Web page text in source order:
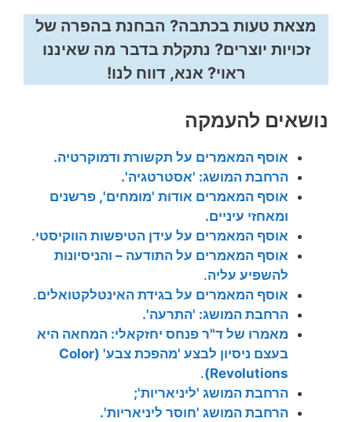
מצאת טעות בכתבה? הבחנת בהפרה של
זכויות יוצרים? נתקלת בדבר מה שאיננו
ראוי? אנא, דווח לנו!
נושאים להעמקה
אוסף המאמרים על תקשורת ודמוקרטיה.
הרחבת המושג: 'אסטרטגיה'.
אוסף המאמרים אודות 'מומחים', פרשנים
ומאחזי עיניים.
אוסף המאמרים על עידן הטיפשות הווקיסטי.
אוסף המאמרים על התודעה – והניסיונות
להשפיע עליה.
אוסף המאמרים על בגידת האינטלקטואלים.
הרחבת המושג: 'התרעה'.
מאמרו של ד"ר פנחס יחזקאלי: המחאה היא
בעצם ניסיון לבצע 'מהפכת צבע' (Color
Revolutions)
.
הרחבת המושג 'ליניאריות';
הרחבת המושג 'חוסר ליניאריות'.